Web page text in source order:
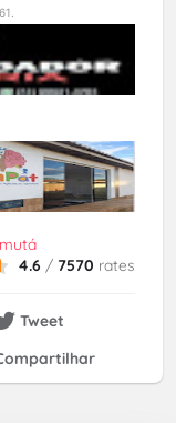
4.6 / 7570 rates
Tweet